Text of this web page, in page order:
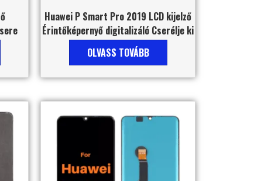
Huawei P Smart Pro 2019 LCD kijelző
Érintőképernyő digitalizáló Cserélje ki
OLVASS TOVÁBB